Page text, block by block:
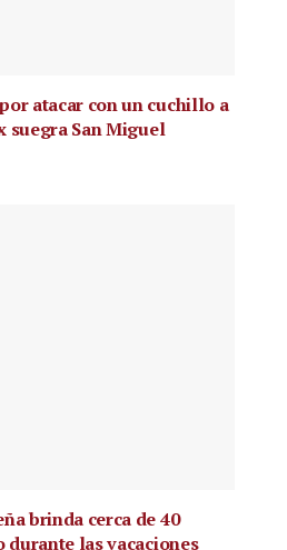
atacar con un cuchillo a
suegra San Miguel
brinda cerca de 40
durante las vacaciones